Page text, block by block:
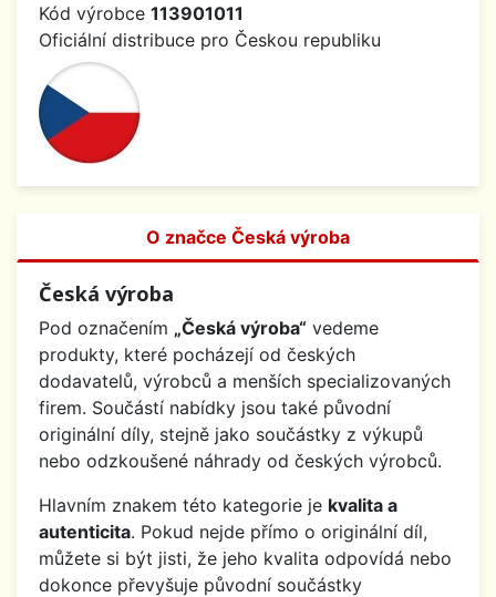
Kód výrobce 113901011
Oficiální distribuce pro Českou republiku
O značce Česká výroba
Česká výroba
Pod označením „Česká výroba“ vedeme
produkty, které pocházejí od českých
dodavatelů, výrobců a menších specializovaných
firem. Součástí nabídky jsou také původní
originální díly, stejně jako součástky z výkupů
nebo odzkoušené náhrady od českých výrobců.
Hlavním znakem této kategorie je kvalita a
autenticita. Pokud nejde přímo o originální díl,
můžete si být jisti, že jeho kvalita odpovídá nebo
dokonce převyšuje původní součástky